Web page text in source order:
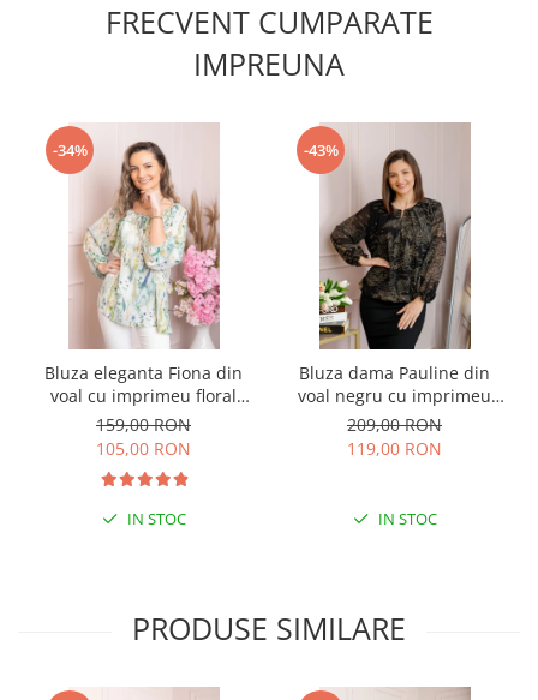
FRECVENT CUMPARATE
IMPREUNA
-34%
Bluza eleganta Fiona din
voal cu imprimeu floral
verde
159,00 RON
105,00 RON
IN STOC
-43%
Bluza dama Pauline din
voal negru cu imprimeu
floral auriu
209,00 RON
119,00 RON
IN STOC
PRODUSE SIMILARE